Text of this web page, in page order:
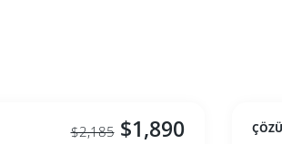
$1,890
$2,185